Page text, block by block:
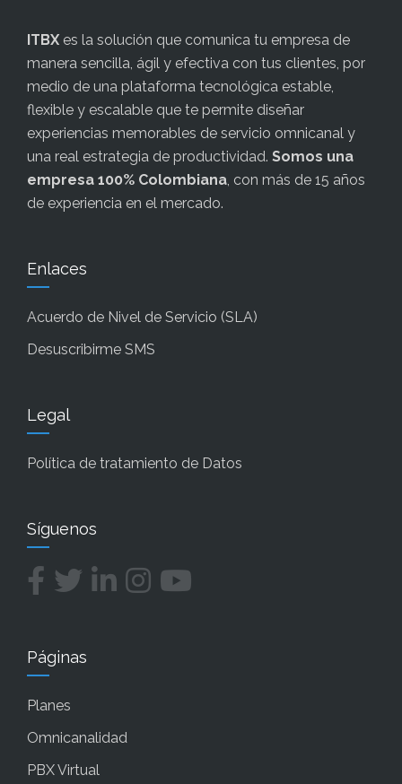
ITBX es la solución que comunica tu empresa de
manera sencilla, ágil y efectiva con tus clientes, por
medio de una plataforma tecnológica estable,
flexible y escalable que te permite diseñar
experiencias memorables de servicio omnicanal y
una real estrategia de productividad. Somos una
empresa 100% Colombiana , con más de 15 años
de experiencia en el mercado.
Enlaces
Acuerdo de Nivel de Servicio (SLA)
Desuscribirme SMS
Legal
Política de tratamiento de Datos
Síguenos
Páginas
Planes
Omnicanalidad
PBX Virtual